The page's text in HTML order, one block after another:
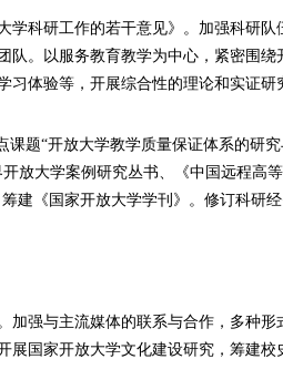
学科研工作的若干意见》。加强科研
队。以服务教育教学为中心，紧密围
习体验等，开展综合性的理论和实证
课题“开放大学教学质量保证体系的研
放大学案例研究丛书、《中国远程高
建《国家开放大学学刊》。修订科研
加强与主流媒体的联系与合作，多种
展国家开放大学文化建设研究，筹建校